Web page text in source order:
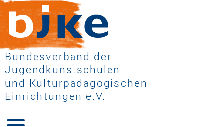
Bundesverband der
Jugendkunstschulen
und Kulturpädagogischen
Einrichtungen e.V.